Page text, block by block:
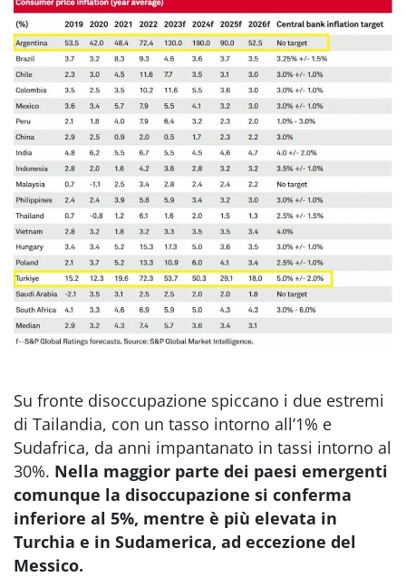
Su fronte disoccupazione spiccano i due estremi
di Tailandia, con un tasso intorno all’1% e
Sudafrica, da anni impantanato in tassi intorno al
30%. Nella maggior parte dei paesi emergenti
comunque la disoccupazione si conferma
inferiore al 5%, mentre è più elevata in
Turchia e in Sudamerica, ad eccezione del
Messico.